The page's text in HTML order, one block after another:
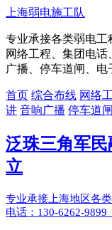
上海弱电施工队
专业承接各类弱电工
网络工程、集团电
广播、停车道闸、电
首页 综合布线 网络
讲 音响广播 停车道闸
泛珠三角军
立
专业承接上海地区各
电话：130-6262-9899